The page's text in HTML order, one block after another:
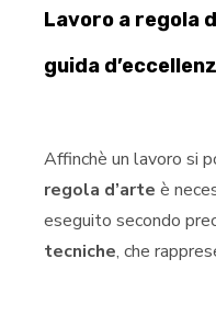
Lavoro a regola
guida
Affinchè un lavoro si
regola d’arte è
eseguito secondo
tecniche, che